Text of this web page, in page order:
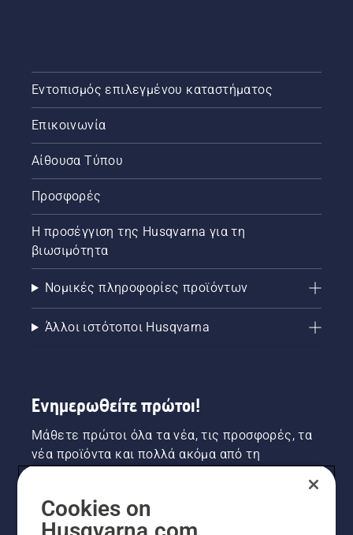
Εντοπισμός επιλεγμένου καταστήματος
Επικοινωνία
Αίθουσα Τύπου
Προσφορές
Η προσέγγιση της Husqvarna για τη
βιωσιμότητα
Νομικές πληροφορίες προϊόντων
Άλλοι ιστότοποι Husqvarna
Ενημερωθείτε πρώτοι!
Μάθετε πρώτοι όλα τα νέα, τις προσφορές, τα
νέα προϊόντα και πολλά ακόμα από τη
Cookies on